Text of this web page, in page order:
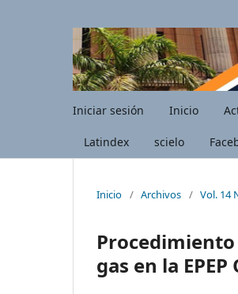
Iniciar sesión Inicio
Latindex scielo
Inicio / Archivos / Vol. 14
gas en la